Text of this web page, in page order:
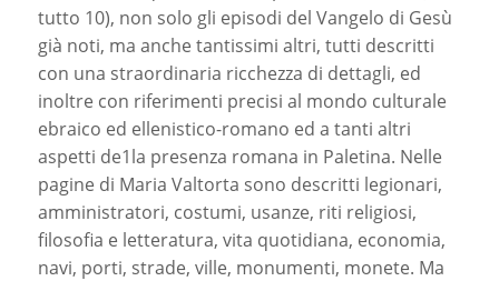
tutto 10), non solo gli episodi del Vangelo di Gesù
già noti, ma anche tantissimi altri, tutti descritti
con una straordinaria ricchezza di dettagli, ed
inoltre con riferimenti precisi al mondo culturale
ebraico ed ellenistico-romano ed a tanti altri
aspetti de1la presenza romana in Paletina. Nelle
pagine di Maria Valtorta sono descritti legionari,
amministratori, costumi, usanze, riti religiosi,
filosofia e letteratura, vita quotidiana, economia,
navi, porti, strade, ville, monumenti, monete. Ma